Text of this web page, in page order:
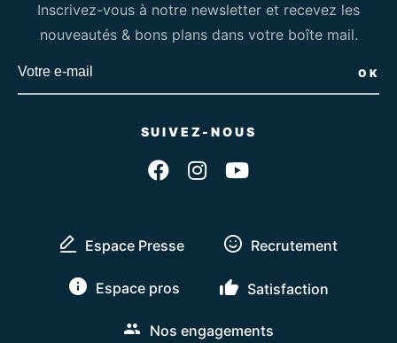
Inscrivez-vous à notre newsletter et recevez les
nouveautés & bons plans dans votre boîte mail.
OK
SUIVEZ-NOUS
Suivez-nous sur
Suivez-nous sur
Suivez-nous
Espace Presse Recrutement
Espace pros Satisfaction
Nos engagements